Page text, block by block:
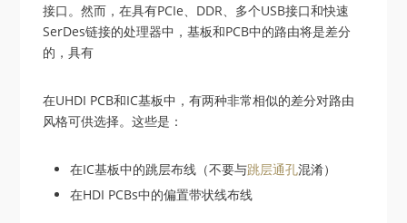
接口。然而，在具有PCIe、DDR、多个USB接口和快速
SerDes链接的处理器中，基板和PCB中的路由将是差分
的，具有
在UHDI PCB和IC基板中，有两种非常相似的差分对路由
风格可供选择。这些是：
在IC基板中的跳层布线（不要与跳层通孔混淆）
在HDI PCBs中的偏置带状线布线